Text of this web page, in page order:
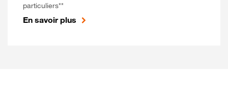
particuliers**
En savoir plus